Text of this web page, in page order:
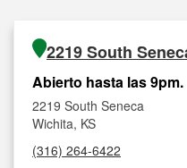
2219 South
Abierto hasta las 9pm.
2219 South Seneca
Wichita, KS
(316) 264-6422